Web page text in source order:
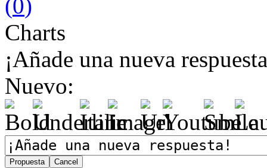
(0)
Charts
¡Añade una nueva
Nuevo: